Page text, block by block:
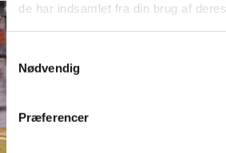
de har indsamlet fra din brug af
Samtykkevalg
Nødvendig
Præferencer